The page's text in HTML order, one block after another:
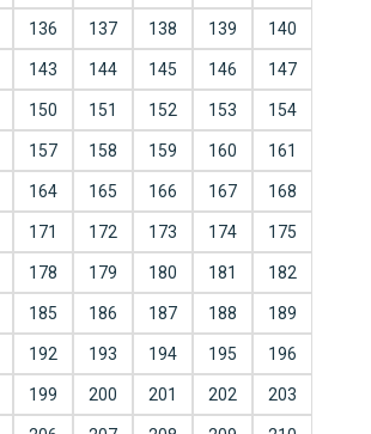
136 137 138 139 140
143 144 145 146 147
150 151 152 153 154
157 158 159 160 161
164 165 166 167 168
171 172 173 174 175
178 179 180 181 182
185 186 187 188 189
192 193 194 195 196
199 200 201 202 203